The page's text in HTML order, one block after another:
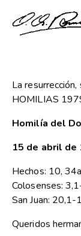
La
HOMILIAS
Homilía del
15 de abril de
Hechos: 10,
Colosenses:
San Juan: 20,1-
Queridos